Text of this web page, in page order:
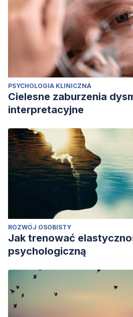
PSYCHOLOGIA KLINICZNA
Cielesne zaburzenia
interpretacyjne
ROZWÓJ OSOBISTY
Jak trenować
psychologiczną